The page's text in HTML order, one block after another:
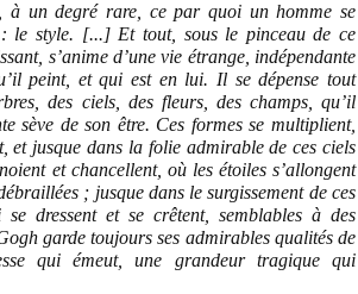
degré rare, ce par quoi un homme se
le style. [...] Et tout, sous le pinceau de ce
s’anime d’une vie étrange, indépendante
peint, et qui est en lui. Il se dépense tout
des ciels, des fleurs, des champs, qu’il
sève de son être. Ces formes se multiplient,
et jusque dans la folie admirable de ces ciels
et chancellent, où les étoiles s’allongent
; jusque dans le surgissement de ces
se dressent et se crêtent, semblables à des
garde toujours ses admirables qualités de
qui émeut, une grandeur tragique qui